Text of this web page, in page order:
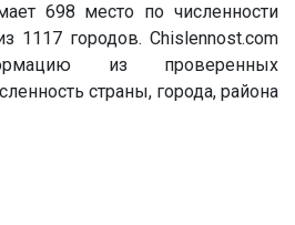
698 место по численности
1117 городов. Chislennost.com
из проверенных
страны, города, района